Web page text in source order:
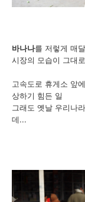
바나나를 저렇게 매
시장의 모습이 그대
고속도로 휴게소 앞
상하기 힘든 일
그래도 옛날 우리나
데...